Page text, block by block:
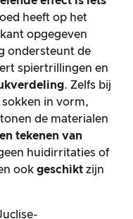
heeft op het
opgegeven
ondersteunt de
spiertrillingen en
. Zelfs bij
in vorm,
de materialen
tekenen van
huidirritaties of
ook geschikt zijn